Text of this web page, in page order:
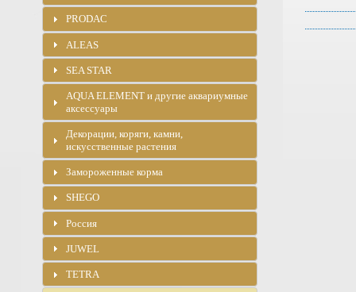
PRODAC
ALEAS
SEA STAR
AQUA ELEMENT и другие аквариумные
аксессуары
Декорации, коряги, камни,
искусственные растения
Замороженные корма
SHEGO
Россия
JUWEL
TETRA